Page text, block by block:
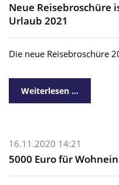
Neue Reisebroschüre
Urlaub 2021
Die neue Reisebroschüre
Weiterlesen …
16.11.2020 14:21
5000 Euro für